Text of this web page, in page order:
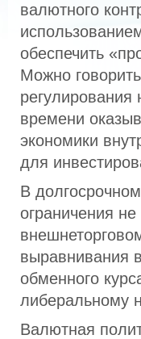
валютного
обеспечить
Можно
регулирования
времени
экономики
для
В
ограничения
выравнивания
обменного
либеральному
Валютная